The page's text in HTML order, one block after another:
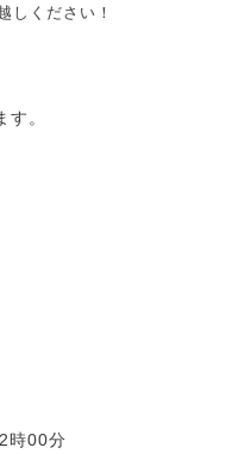
しください！
。
時00分